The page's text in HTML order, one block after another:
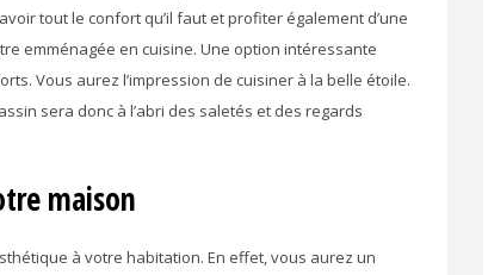
tout le confort qu’il faut et profiter également d’une
emménagée en cuisine. Une option intéressante
Vous aurez l’impression de cuisiner à la belle étoile.
sera donc à l’abri des saletés et des regards
maison
à votre habitation. En effet, vous aurez un